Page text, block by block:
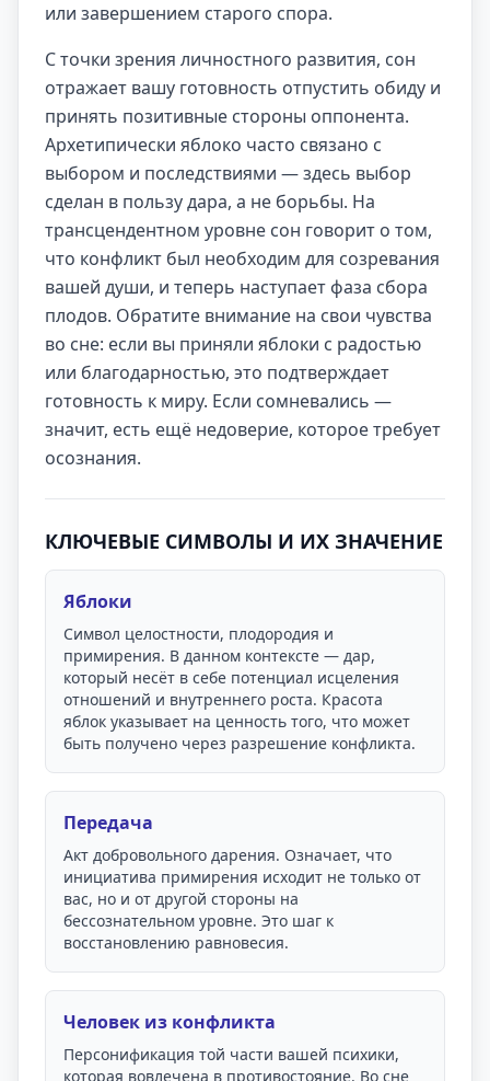
или завершением старого спора.
С точки зрения личностного развития, сон
отражает вашу готовность отпустить обиду и
принять позитивные стороны оппонента.
Архетипически яблоко часто связано с
выбором и последствиями — здесь выбор
сделан в пользу дара, а не борьбы. На
трансцендентном уровне сон говорит о том,
что конфликт был необходим для созревания
вашей души, и теперь наступает фаза сбора
плодов. Обратите внимание на свои чувства
во сне: если вы приняли яблоки с радостью
или благодарностью, это подтверждает
готовность к миру. Если сомневались —
значит, есть ещё недоверие, которое требует
осознания.
КЛЮЧЕВЫЕ СИМВОЛЫ И ИХ ЗНАЧЕНИЕ
Яблоки
Символ целостности, плодородия и
примирения. В данном контексте — дар,
который несёт в себе потенциал исцеления
отношений и внутреннего роста. Красота
яблок указывает на ценность того, что может
быть получено через разрешение конфликта.
Передача
Акт добровольного дарения. Означает, что
инициатива примирения исходит не только от
вас, но и от другой стороны на
бессознательном уровне. Это шаг к
восстановлению равновесия.
Человек из конфликта
Персонификация той части вашей психики,
которая вовлечена в противостояние. Во сне